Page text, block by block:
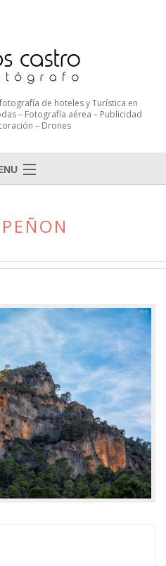
de hoteles y Turística en
– Fotografía aérea – Publicidad
– Drones
PEÑON